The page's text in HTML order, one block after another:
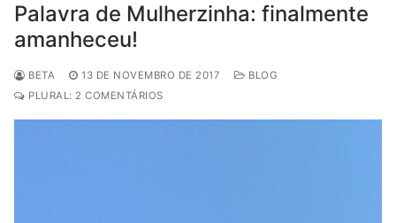
Palavra de Mulherzinha: finalmente
amanheceu!
BETA 13 DE NOVEMBRO DE 2017
BLOG
PLURAL: 2 COMENTÁRIOS